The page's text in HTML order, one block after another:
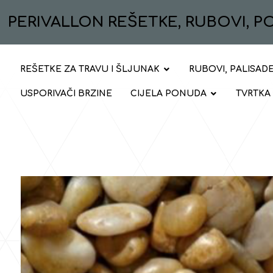
PERIVALLON REŠETKE, RUBOVI,
REŠETKE ZA TRAVU I ŠLJUNAK RUBOVI,
USPORIVAČI BRZINE CIJELA PONUDA